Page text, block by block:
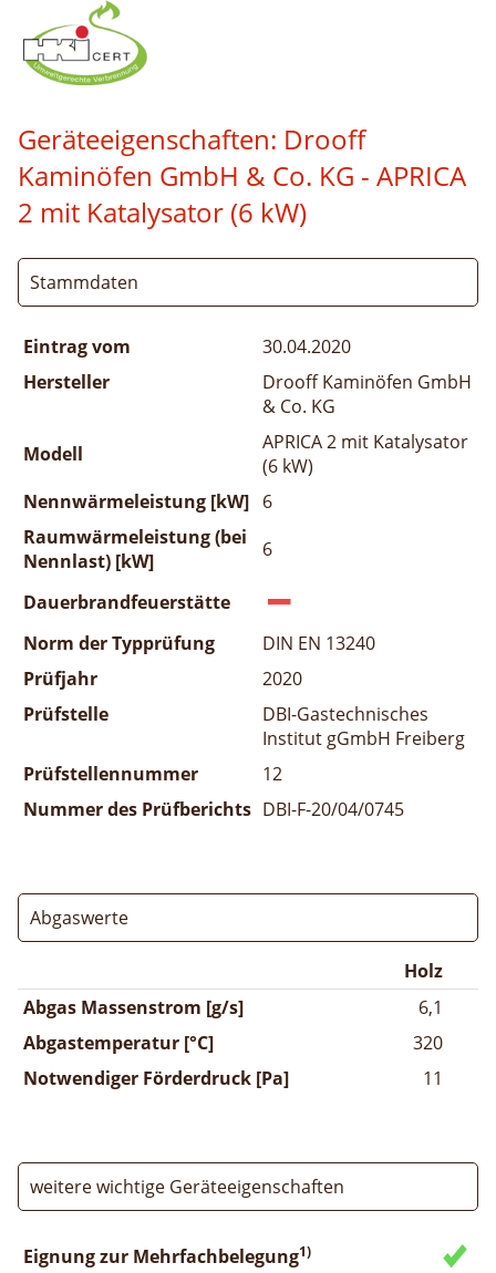
Geräteeigenschaften: Drooff
Kaminöfen GmbH & Co. KG - APRICA
2 mit Katalysator (6 kW)
Stammdaten
Eintrag vom
30.04.2020
Hersteller
Drooff Kaminöfen GmbH
& Co. KG
Modell
APRICA 2 mit Katalysator
(6 kW)
Nennwärmeleistung [kW] 6
Raumwärmeleistung (bei
Nennlast) [kW]
6
Dauerbrandfeuerstätte
Norm der Typprüfung
DIN EN 13240
Prüfjahr
2020
Prüfstelle
DBI-Gastechnisches
Institut gGmbH Freiberg
Prüfstellennummer
12
Nummer des Prüfberichts DBI-F-20/04/0745
Abgaswerte
Holz
Abgas Massenstrom [g/s]
6,1
Abgastemperatur [°C]
320
Notwendiger Förderdruck [Pa]
11
weitere wichtige Geräteeigenschaften
Eignung zur Mehrfachbelegung1)